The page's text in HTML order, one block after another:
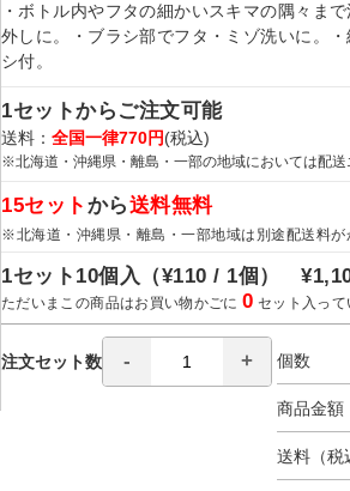
・ボトル内やフタの細かいスキマの隅々ま
外しに。・ブラシ部でフタ・ミゾ洗いに。
シ付。
1セットからご注文可能
送料： 全国一律770円(税込)
※北海道・沖縄県・離島・一部の地域においては配送
15セット から送料無料
※北海道・沖縄県・離島・一部地域は別途配送料が
1セット10個入（¥110 / 1個）
ただいまこの商品はお買い物かごに0 セット入って
注文セット数 個数
商品金額
送料（税